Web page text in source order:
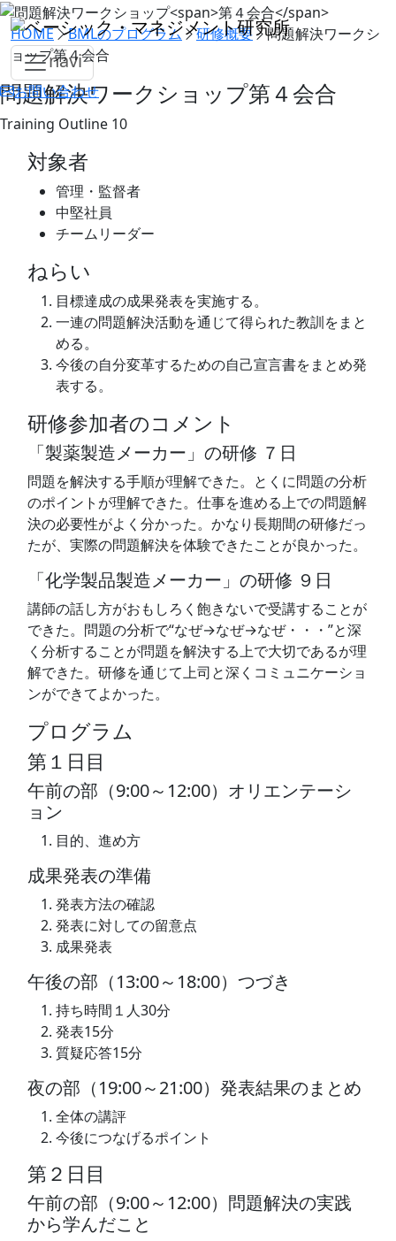
navi
お問い合わせ
HOME BMLのプログラム 研修概要
問題解決ワークシ
ョップ第４会合
問題解決ワークショップ第４会合
Training Outline 10
対象者
管理・監督者
中堅社員
チームリーダー
ねらい
目標達成の成果発表を実施する。
一連の問題解決活動を通じて得られた教訓をまと
める。
今後の自分変革するための自己宣言書をまとめ発
表する。
研修参加者のコメント
「製薬製造メーカー」の研修 ７日
問題を解決する手順が理解できた。とくに問題の分析
のポイントが理解できた。仕事を進める上での問題解
決の必要性がよく分かった。かなり長期間の研修だっ
たが、実際の問題解決を体験できたことが良かった。
「化学製品製造メーカー」の研修 ９日
講師の話し方がおもしろく飽きないで受講することが
できた。問題の分析で“なぜ→なぜ→なぜ・・・”と深
く分析することが問題を解決する上で大切であるが理
解できた。研修を通じて上司と深くコミュニケーショ
ンができてよかった。
プログラム
第１日目
午前の部（9:00～12:00）オリエンテーシ
ョン
目的、進め方
成果発表の準備
発表方法の確認
発表に対しての留意点
成果発表
午後の部（13:00～18:00）つづき
持ち時間１人30分
発表15分
質疑応答15分
夜の部（19:00～21:00）発表結果のまとめ
全体の講評
今後につなげるポイント
第２日目
午前の部（9:00～12:00）問題解決の実践
から学んだこと